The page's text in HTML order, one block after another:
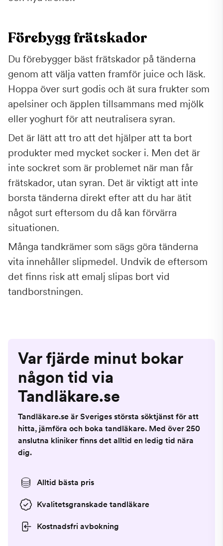
Förebygg frätskador
Du förebygger bäst frätskador på tänderna
genom att välja vatten framför juice och läsk.
Hoppa över surt godis och ät sura frukter som
apelsiner och äpplen tillsammans med mjölk
eller yoghurt för att neutralisera syran.
Det är lätt att tro att det hjälper att ta bort
produkter med mycket socker i. Men det är
inte sockret som är problemet när man får
frätskador, utan syran. Det är viktigt att inte
borsta tänderna direkt efter att du har ätit
något surt eftersom du då kan förvärra
situationen.
Många tandkrämer som sägs göra tänderna
vita innehåller slipmedel. Undvik de eftersom
det finns risk att emalj slipas bort vid
tandborstningen.
Var fjärde minut bokar
någon tid via
Tandläkare.se
Tandläkare.se är Sveriges största söktjänst för att
hitta, jämföra och boka tandläkare. Med över 250
anslutna kliniker finns det alltid en ledig tid nära
dig.
Alltid bästa pris
Kvalitetsgranskade tandläkare
Kostnadsfri avbokning